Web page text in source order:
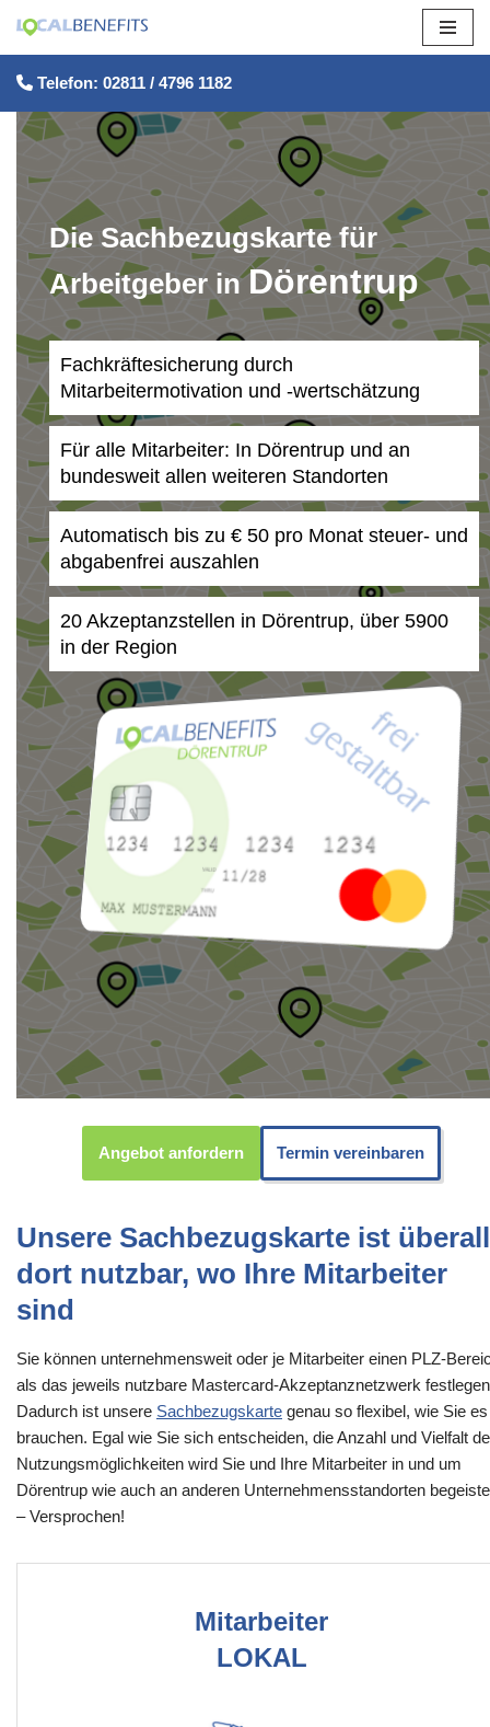
Zum
Inhalt
springen
Telefon: 02811 / 4796 1182
Die Sachbezugskarte für
Arbeitgeber inDörentrup
Fachkräftesicherung durch
Mitarbeitermotivation und -wertschätzung
Für alle Mitarbeiter: In Dörentrup und an
bundesweit allen weiteren Standorten
Automatisch bis zu € 50 pro Monat steuer- und
abgabenfrei auszahlen
20 Akzeptanzstellen in Dörentrup, über 5900
in der Region
Angebot anfordern Termin vereinbaren
Unsere Sachbezugskarte ist überall
dort nutzbar, wo Ihre Mitarbeiter
sind
Sie können unternehmensweit oder je Mitarbeiter einen PLZ-
als das jeweils nutzbare Mastercard-Akzeptanznetzwerk
Dadurch ist unsere Sachbezugskarte genau so flexibel, wie Sie es
brauchen. Egal wie Sie sich entscheiden, die Anzahl und Vielfalt
Nutzungsmöglichkeiten wird Sie und Ihre Mitarbeiter in und um
Dörentrup wie auch an anderen Unternehmensstandorten
– Versprochen!
Mitarbeiter
LOKAL